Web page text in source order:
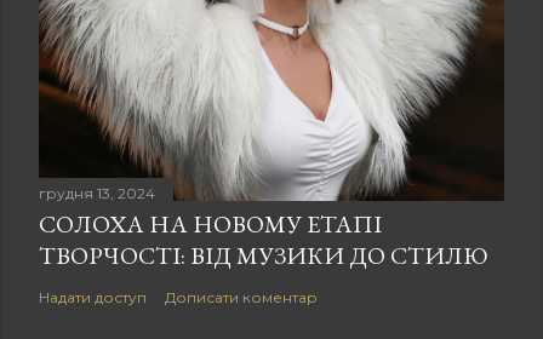
грудня 13, 2024
СОЛОХА НА НОВОМУ ЕТАПІ
ТВОРЧОСТІ: ВІД МУЗИКИ ДО СТИЛЮ
Надати доступ Дописати коментар